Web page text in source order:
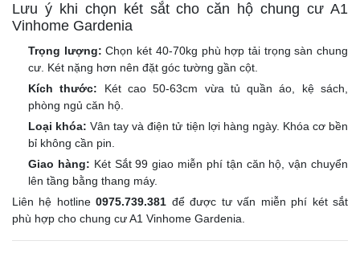
Lưu ý khi chọn két sắt cho căn hộ chung cư A1
Vinhome Gardenia
Trọng lượng: Chọn két 40-70kg phù hợp tải trọng sàn chung
cư. Két nặng hơn nên đặt góc tường gần cột.
Kích thước: Két cao 50-63cm vừa tủ quần áo, kệ sách,
phòng ngủ căn hộ.
Loại khóa: Vân tay và điện tử tiện lợi hàng ngày. Khóa cơ bền
bỉ không cần pin.
Giao hàng: Két Sắt 99 giao miễn phí tận căn hộ, vận chuyển
lên tầng bằng thang máy.
Liên hệ hotline0975.739.381 để được tư vấn miễn phí két sắt
phù hợp cho chung cư A1 Vinhome Gardenia.